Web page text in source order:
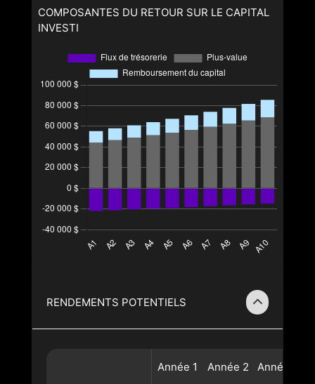
COMPOSANTES DU RETOUR SUR LE CAPITAL
INVESTI
RENDEMENTS POTENTIELS
Année 1 Année 2 Année